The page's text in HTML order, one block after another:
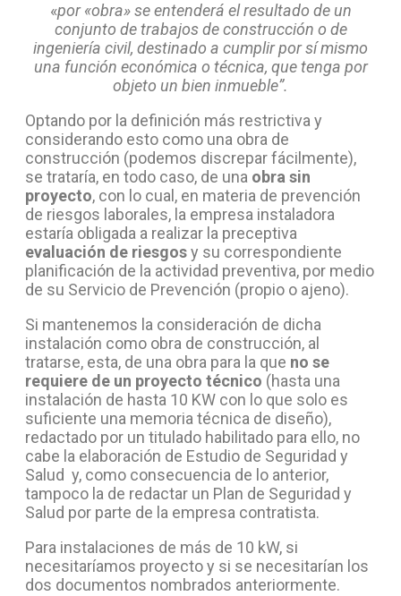
«por «obra» se entenderá el resultado de un
conjunto de trabajos de construcción o de
ingeniería civil, destinado a cumplir por sí mismo
una función económica o técnica, que tenga por
objeto un bien inmueble”.
Optando por la definición más restrictiva y
considerando esto como una obra de
construcción (podemos discrepar fácilmente),
se trataría, en todo caso, de una obra sin
proyecto, con lo cual, en materia de prevención
de riesgos laborales, la empresa instaladora
estaría obligada a realizar la preceptiva
evaluación de riesgosy su correspondiente
planificación de la actividad preventiva, por medio
de su Servicio de Prevención (propio o ajeno).
Si mantenemos la consideración de dicha
instalación como obra de construcción, al
tratarse, esta, de una obra para la que no se
requiere de un proyecto técnico (hasta una
instalación de hasta 10 KW con lo que solo es
suficiente una memoria técnica de diseño),
redactado por un titulado habilitado para ello, no
cabe la elaboración de Estudio de Seguridad y
Salud y, como consecuencia de lo anterior,
tampoco la de redactar un Plan de Seguridad y
Salud por parte de la empresa contratista.
Para instalaciones de más de 10 kW, si
necesitaríamos proyecto y si se necesitarían los
dos documentos nombrados anteriormente.